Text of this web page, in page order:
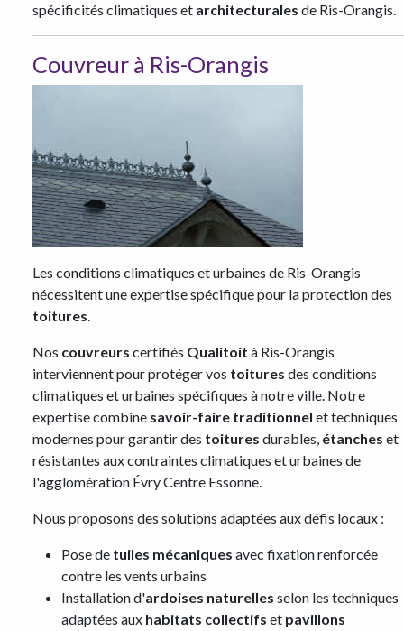
spécificités climatiques et architecturales de Ris-Orangis.
Couvreur à Ris-Orangis
Les conditions climatiques et urbaines de Ris-Orangis
nécessitent une expertise spécifique pour la protection des
toitures.
Nos couvreurs certifiés Qualitoit à Ris-Orangis
interviennent pour protéger vos toitures des conditions
climatiques et urbaines spécifiques à notre ville. Notre
expertise combine savoir-faire traditionnel et techniques
modernes pour garantir des toitures durables, étanches et
résistantes aux contraintes climatiques et urbaines de
l'agglomération Évry Centre Essonne.
Nous proposons des solutions adaptées aux défis locaux :
Pose de tuiles mécaniques avec fixation renforcée
contre les vents urbains
Installation d'ardoises naturelles selon les techniques
adaptées aux habitats collectifs et pavillons